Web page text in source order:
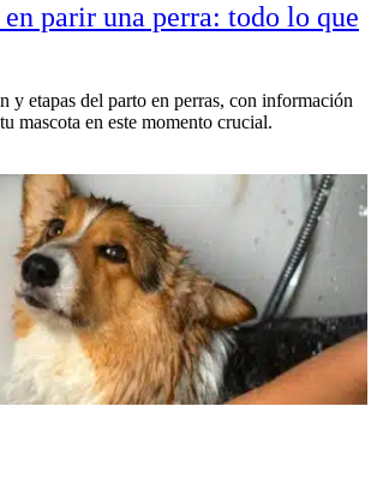
parir una perra: todo lo que
y etapas del parto en perras, con información
mascota en este momento crucial.